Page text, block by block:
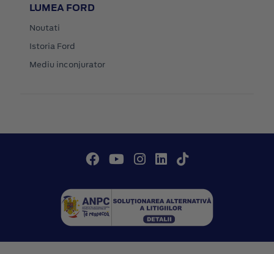
LUMEA FORD
Noutati
Istoria Ford
Mediu inconjurator